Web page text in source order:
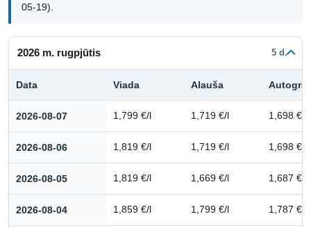
05-19).
2026 m. rugpjūtis 5 d.
Data Viada Alauša
2026-08-07 1,799 €/l 1,719 €/l 1,698 €/l
2026-08-06 1,819 €/l 1,719 €/l 1,698 €/l
2026-08-05 1,819 €/l 1,669 €/l 1,687 €/l
2026-08-04 1,859 €/l 1,799 €/l 1,787 €/l